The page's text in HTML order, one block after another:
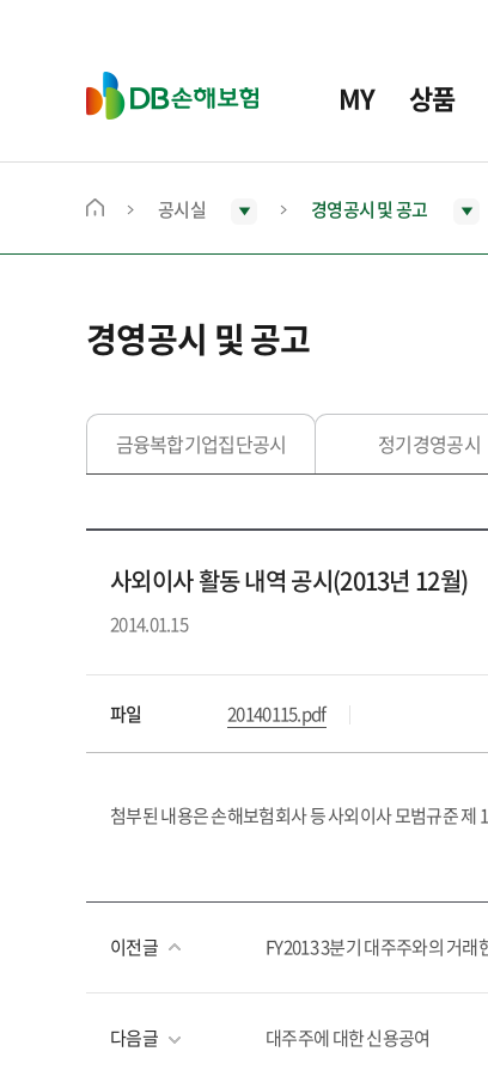
D
B
보
MY 상품
메
으
로
동
공시실 경영공시 및 공고
경영공시 및 공고
금융복합기업집단공시 정기경영공시
사외이사 활동 내역 공시(2013년 12월)
2014.01.15
파일 20140115.pdf
첨부된 내용은 손해보험회사 등 사외이사 모범규준 제
이전글 FY2013 3분기 대주주와의 거래
다음글 대주주에 대한 신용공여